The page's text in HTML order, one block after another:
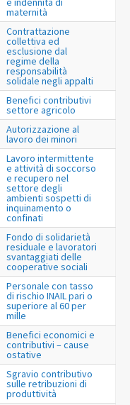
maternità
Contrattazione
collettiva ed
esclusione dal
regime della
responsabilità
solidale negli appalti
Benefici contributivi
settore agricolo
Autorizzazione al
lavoro dei minori
Lavoro intermittente
e attività di soccorso
e recupero nel
settore degli
ambienti sospetti di
inquinamento o
confinati
Fondo di solidarietà
residuale e lavoratori
svantaggiati delle
cooperative sociali
Personale con tasso
di rischio INAIL pari o
superiore al 60 per
mille
Benefici economici e
contributivi – cause
ostative
Sgravio contributivo
sulle retribuzioni di
produttività